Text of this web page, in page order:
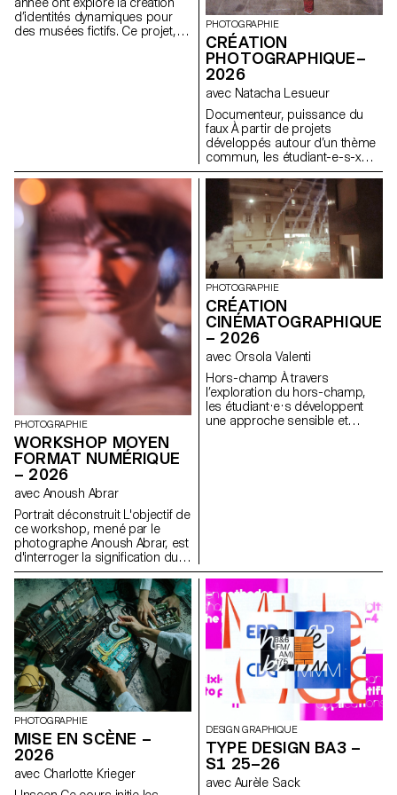
cartes de visite ainsi qu'une
affiche animée.
année ont exploré la création
d’identités dynamiques pour
des musées fictifs. Ce projet,
PHOTOGRAPHIE
CRÉATION
PHOTOGRAPHIQUE–
2026
avec Natacha Lesueur
Documenteur, puissance du
faux À partir de projets
développés autour d’un thème
commun, les étudiant-e-s-x
développent un travail
personnel et approfondi autour
de la thématique du faux-
semblant. Iels construisent un
projet qui joue avec les limites
de la véracité de la
photographie et l'utilisant
comme artifice du mensonge.
PHOTOGRAPHIE
WORKSHOP MOYEN
FORMAT NUMÉRIQUE
– 2026
avec Anoush Abrar
Portrait déconstruit L'objectif de
ce workshop, mené par le
photographe Anoush Abrar, est
d'interroger la signification du
portrait contemporain. En
suivant la notion du "portrait
déconstruit" les étudiants-es-x
ont réalisé une image par
groupes de deux. La semaine
de workshop Moyen format
digital est à la fois une initiation
au matériel de prise de vue et
au logiciels dédiés.
PHOTOGRAPHIE
CRÉATION
CINÉMATOGRAPHIQUE
– 2026
avec Orsola Valenti
Hors-champ À travers
l’exploration du hors-champ,
les étudiant·e·s développent
une approche sensible et
PHOTOGRAPHIE
MISE EN SCÈNE –
2026
avec Charlotte Krieger
DESIGN GRAPHIQUE
TYPE DESIGN BA3 –
S1 25–26
avec Aurèle Sack